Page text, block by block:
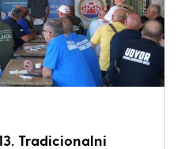
Tradicionalni